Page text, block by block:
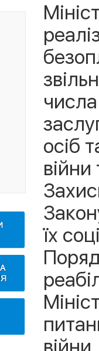
осіб
їх